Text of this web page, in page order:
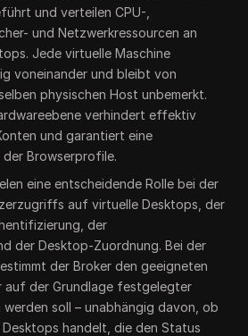
und verteilen CPU-,
und Netzwerkressourcen an
Jede virtuelle Maschine
voneinander und bleibt von
physischen Host unbemerkt.
verhindert effektiv
und garantiert eine
Browserprofile.
eine entscheidende Rolle bei der
auf virtuelle Desktops, der
der
der Desktop-Zuordnung. Bei der
der Broker den geeigneten
auf der Grundlage festgelegter
werden soll – unabhängig davon, ob
handelt, die den Status